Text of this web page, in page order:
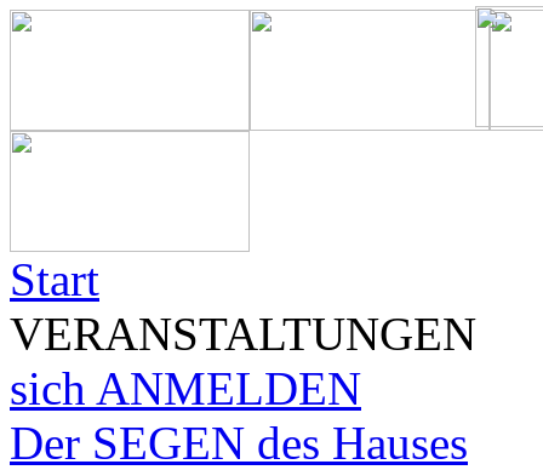
Start
VERANSTALTUNGEN
sich ANMELDEN
Der SEGEN des Hauses